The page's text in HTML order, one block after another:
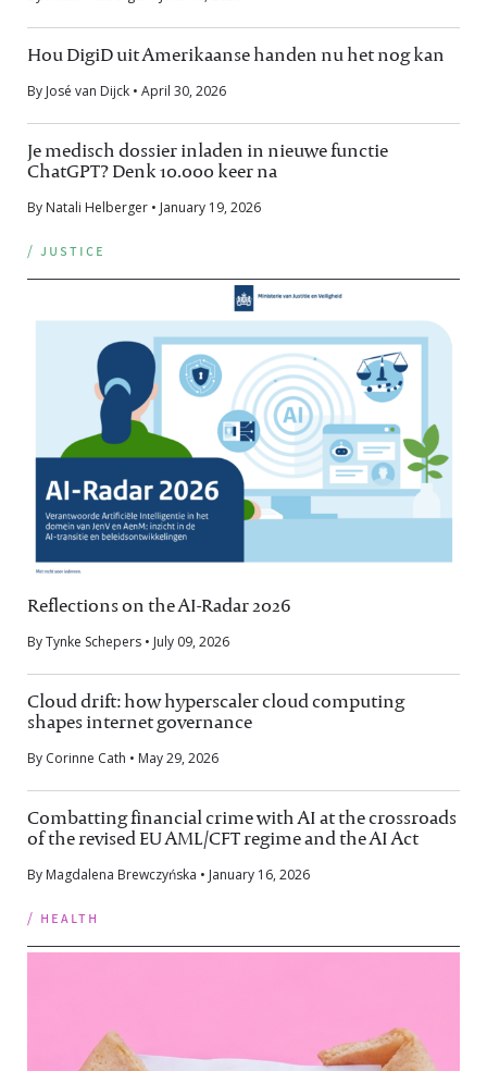
Hou DigiD uit Amerikaanse handen nu het nog kan
By José van Dijck • April 30, 2026
Je medisch dossier inladen in nieuwe functie
ChatGPT? Denk 10.000 keer na
By Natali Helberger • January 19, 2026
/ justice
Reflections on the AI-Radar 2026
By Tynke Schepers • July 09, 2026
Cloud drift: how hyperscaler cloud computing
shapes internet governance
By Corinne Cath • May 29, 2026
Combatting financial crime with AI at the crossroads
of the revised EU AML/CFT regime and the AI Act
By Magdalena Brewczyńska • January 16, 2026
/ health